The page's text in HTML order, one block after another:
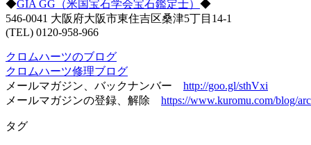
◆GIA GG（米国宝石学会宝石鑑定士） ◆
546-0041 大阪府大阪市東住吉区桑津5丁目14-1
(TEL) 0120-958-966
クロムハーツのブログ
クロムハーツ修理ブログ
メールマガジン、バックナンバー http://goo.gl/sthVxi
メールマガジンの登録、解除 https://www.kuromu.com/blog/
タグ